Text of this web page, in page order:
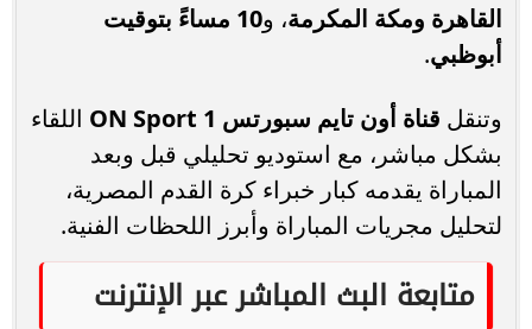
القاهرة ومكة المكرمة، و
10 مساءً بتوقيت
أبوظبي.
وتنقل قناة أون تايم سبورتس ON Sport 1
اللقاء
بشكل مباشر، مع استوديو تحليلي قبل وبعد
المباراة يقدمه كبار خبراء كرة القدم المصرية،
لتحليل مجريات المباراة وأبرز اللحظات الفنية.
متابعة البث المباشر عبر الإنترنت